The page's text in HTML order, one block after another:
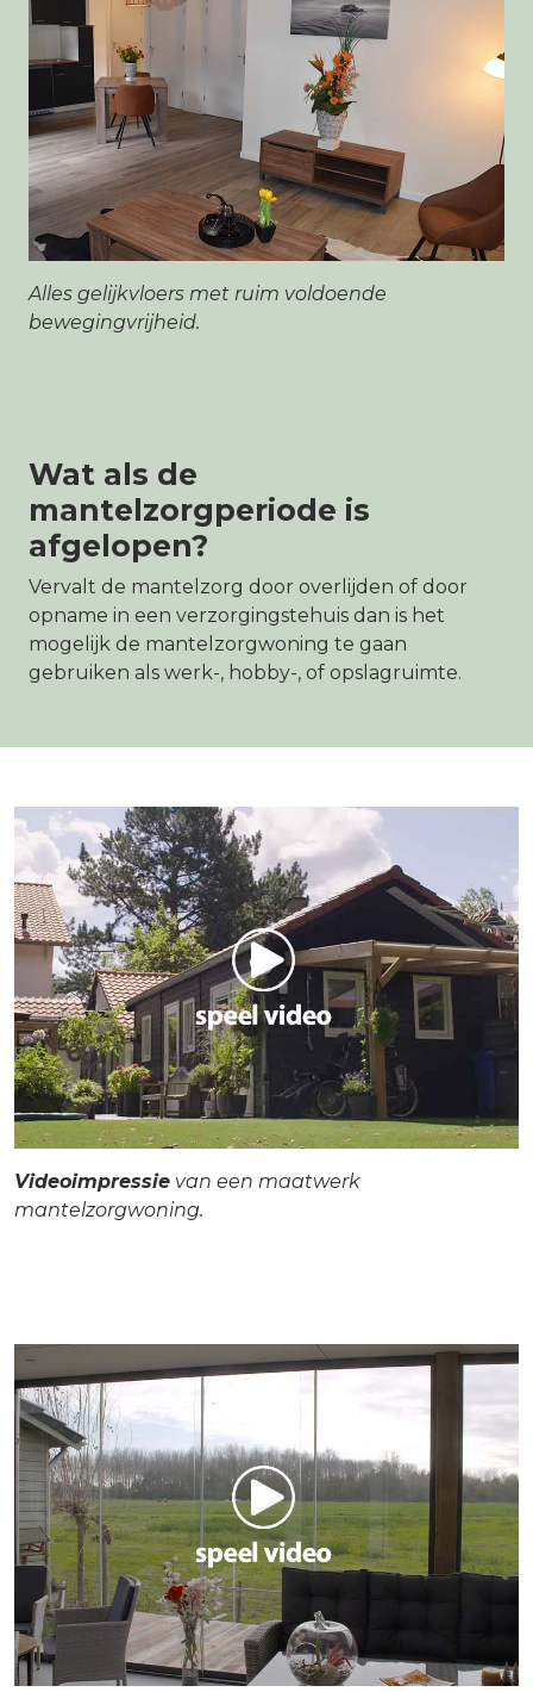
Alles gelijkvloers met ruim voldoende
bewegingvrijheid.
Wat als de
mantelzorgperiode is
afgelopen?
Vervalt de mantelzorg door overlijden of door
opname in een verzorgingstehuis dan is het
mogelijk de mantelzorgwoning te gaan
gebruiken als werk-, hobby-, of opslagruimte.
Videoimpressie van een maatwerk
mantelzorgwoning.